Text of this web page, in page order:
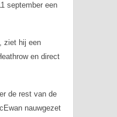
september een
ziet hij een
en direct
de rest van de
nauwgezet